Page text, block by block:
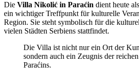
Die Villa Nikolić in Paraćin dient heute
ein wichtiger Treffpunkt für kulturelle
Region. Sie steht symbolisch für die
vielen Städten Serbiens stattfindet.
Die Villa ist nicht nur ein Ort der
sondern auch ein Zeugnis der
Paraćins.